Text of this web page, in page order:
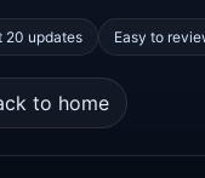
20 updates Easy to
to home